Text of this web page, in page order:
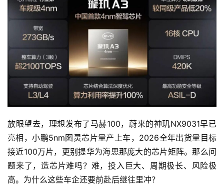
放眼望去，理想发布了马赫100，蔚来的神玑NX9031早已
亮相，小鹏5nm图灵芯片量产上车，2026全年出货量目标
接近100万片，更别提华为海思那庞大的芯片矩阵。那么问
题来了，造芯片难吗？难，投入巨大、周期极长、风险极
高。为什么这些车企还要前赴后继往里冲？